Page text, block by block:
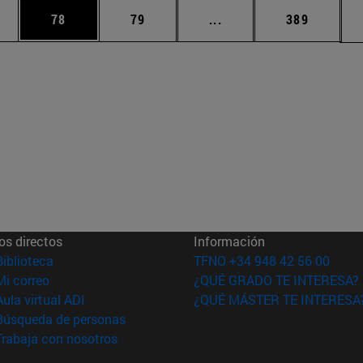
Use TAB para desplazarse.
Página
78 Página
79 ... Páginas intermedias
Página
389
directos
(abre en nueva ventana)
correo(abre en nueva ventana)
virtual ADI (abre en nueva ventana)
de personas(abre en nueva ventana)
con nosotros(abre en nueva ventana)
Información
TFNO +34 948 42 56 00
¿QUÉ GRADO TE INTERESA?
¿QUÉ MÁSTER TE